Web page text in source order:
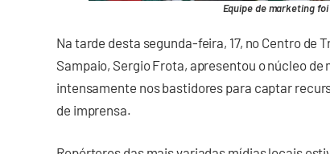
Equipe de marketing
Na tarde desta segunda-feira, 17, no Centro de
Sampaio, Sergio Frota, apresentou o núcleo
intensamente nos bastidores para captar
de imprensa.